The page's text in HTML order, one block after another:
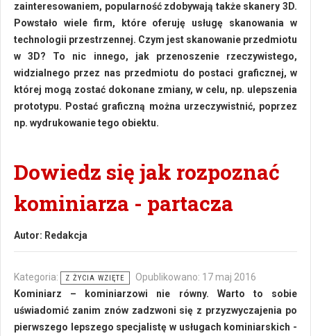
zainteresowaniem, popularność zdobywają także skanery 3D.
Powstało wiele firm, które oferuję usługę skanowania w
technologii przestrzennej. Czym jest skanowanie przedmiotu
w 3D? To nic innego, jak przenoszenie rzeczywistego,
widzialnego przez nas przedmiotu do postaci graficznej, w
której mogą zostać dokonane zmiany, w celu, np. ulepszenia
prototypu. Postać graficzną można urzeczywistnić, poprzez
np. wydrukowanie tego obiektu.
Dowiedz się jak rozpoznać
kominiarza - partacza
Autor: Redakcja
Kategoria: Z ŻYCIA WZIĘTE
Opublikowano: 17 maj 2016
Kominiarz – kominiarzowi nie równy. Warto to sobie
uświadomić zanim znów zadzwoni się z przyzwyczajenia po
pierwszego lepszego specjalistę w usługach kominiarskich -